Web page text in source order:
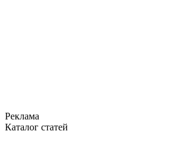
Реклама
Каталог статей